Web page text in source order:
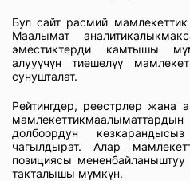
Бул сайт расмий мамлекеттик
Маалымат
эместиктерди камтышы
алууүчүн тиешелүү
сунушталат.
Рейтингдер, реестрлер жана
долбоордун көзкарандысыз
чагылдырат. Алар
позициясы
такталышы мүмкүн.